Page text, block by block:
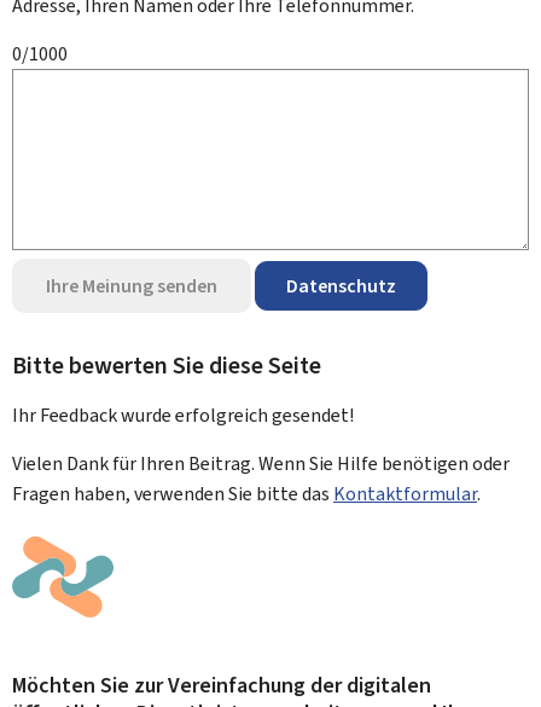
0/1000
Ihre Meinung senden Datenschutz
Bitte bewerten Sie diese Seite
Ihr Feedback wurdeerfolgreichgesendet!
Vielen Dank für Ihren Beitrag. Wenn Sie Hilfe benötigen oder
Fragen haben, verwenden Sie bitte das Kontaktformular.
Möchten Sie zur Vereinfachung der digitalen